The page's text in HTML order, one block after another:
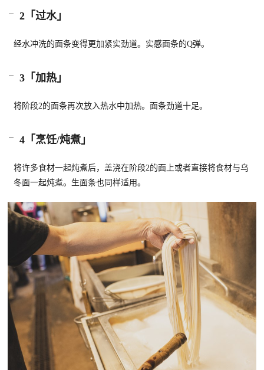
2「过水」
经水冲洗的面条变得更加紧实劲道。实感面条的Q弹。
3「加热」
将阶段2的面条再次放入热水中加热。面条劲道十足。
4「烹饪/炖煮」
将许多食材一起炖煮后，盖浇在阶段2的面上或者直接将食材与乌
冬面一起炖煮。生面条也同样适用。